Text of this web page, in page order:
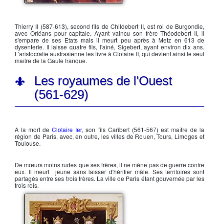
Thierry II (587-613), second fils deChildebert II, est roi de Burgondie,
avec Orléans pour capitale. Ayant vaincu son frèreThéodebert II, il
s'empare de ses Etats mais il meurt peu après à Metz en 613 de
dysenterie. Il laisse quatre fils, l'aîné, Sigebert, ayant environ dix ans.
L'aristocratie austrasienne les livre àClotaire II, qui devient ainsi le seul
maître de la Gaule franque.
Les royaumes de l'Ouest
(561-629)
A la mort deClotaire Ier, son fils Caribert(561-567) est maître de la
région de Paris, avec, en outre, les villes de Rouen, Tours, Limoges et
Toulouse.
De mœurs moins rudes que ses frères, il ne mène pas de guerre contre
eux. Il meurt jeune sans laisser d'héritier mâle. Ses territoires sont
partagés entre ses trois frères. La ville de Paris étant gouvernée par les
trois rois.